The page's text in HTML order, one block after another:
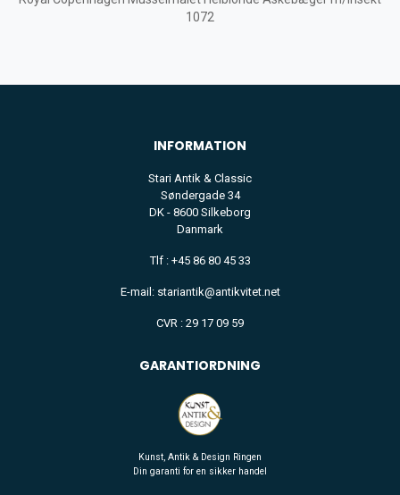
1072
INFORMATION
Stari Antik & Classic
Søndergade 34
DK - 8600 Silkeborg
Danmark
Tlf : +45 86 80 45 33
E-mail: stariantik@antikvitet.net
CVR : 29 17 09 59
GARANTIORDNING
Kunst, Antik & Design Ringen
Din garanti for en sikker handel